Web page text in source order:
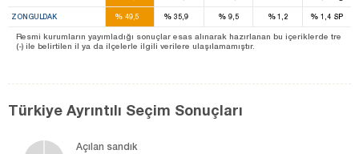
ZONGULDAK %49,5 % 35,9 % 9,5 %1,2 % 1,4 SP
Resmi kurumların yayımladığı sonuçlar esas alınarak hazırlanan bu içeriklerde tre
(-) ile belirtilen il ya da ilçelerle ilgili verilere ulaşılamamıştır.
Türkiye Ayrıntılı Seçim Sonuçları
Açılan sandık